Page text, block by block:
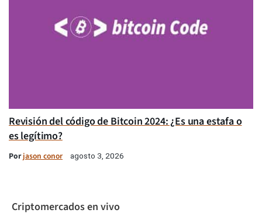
Revisión del código de Bitcoin 2024: ¿Es una estafa o
es legítimo?
Porjason conor agosto 3, 2026
Criptomercados en vivo